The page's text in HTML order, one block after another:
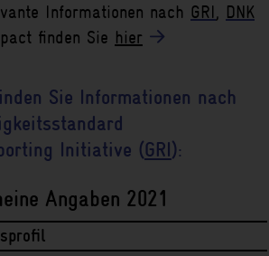
Informationen nach GRI, DNK
finden Sie hier
Sie Informationen nach
Initiative (GRI):
Angaben 2021